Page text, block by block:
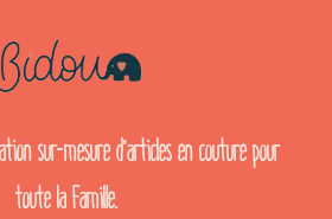
sur-mesure d’articles en couture pour
toute la famille.